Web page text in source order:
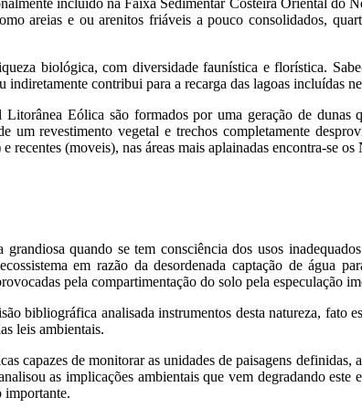
incluído na Faixa Sedimentar Costeira Oriental do
areias e ou arenitos friáveis a pouco consolidados,
biológica, com diversidade faunística e florística.
contribui para a recarga das lagoas incluídas
Eólica são formados por uma geração de dunas
um revestimento vegetal e trechos completamente
(moveis), nas áreas mais aplainadas encontra-se
quando se tem consciência dos usos
em razão da desordenada captação de água
pela compartimentação do solo pela especulação
bibliográfica analisada instrumentos desta natureza, fato
leis ambientais.
capazes de monitorar as unidades de paisagens definidas,
as implicações ambientais que vem degradando este
importante.